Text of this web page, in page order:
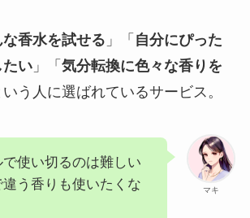
香水を試せる 」「 自分にぴった
たい」「 気分転換に色々な香りを
う人に選ばれているサービス。
マキ
使い切るのは難しい
違う香りも使いたくな